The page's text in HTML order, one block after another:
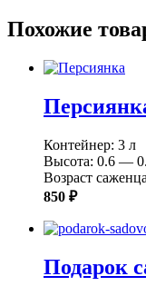
Похожие
Контейнер: 3 л
Высота: 0.6 —
Возраст
850 ₽
Подарок